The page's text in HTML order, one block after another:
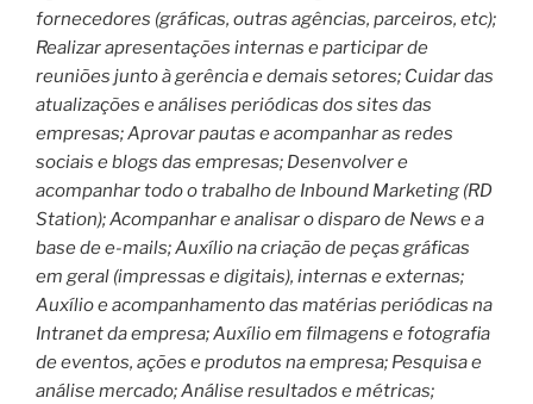
fornecedores (gráficas, outras agências, parceiros, etc);
Realizar apresentações internas e participar de
reuniões junto à gerência e demais setores; Cuidar das
atualizações e análises periódicas dos sites das
empresas; Aprovar pautas e acompanhar as redes
sociais e blogs das empresas; Desenvolver e
acompanhar todo o trabalho de Inbound Marketing (RD
Station); Acompanhar e analisar o disparo de News e a
base de e-mails; Auxílio na criação de peças gráficas
em geral (impressas e digitais), internas e externas;
Auxílio e acompanhamento das matérias periódicas na
Intranet da empresa; Auxílio em filmagens e fotografia
de eventos, ações e produtos na empresa; Pesquisa e
análise mercado; Análise resultados e métricas;